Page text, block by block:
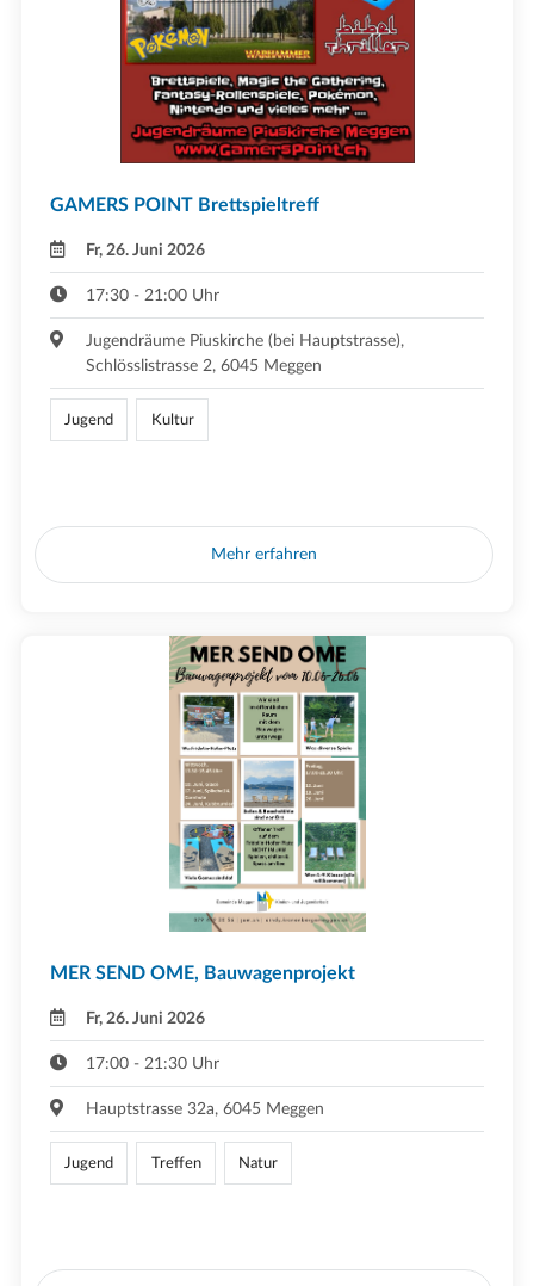
GAMERS POINT Brettspieltreff
Fr, 26. Juni 2026
17:30 - 21:00 Uhr
Jugendräume Piuskirche (bei Hauptstrasse),
Schlösslistrasse 2, 6045 Meggen
Jugend Kultur
Mehr erfahren
MER SEND OME, Bauwagenprojekt
Fr, 26. Juni 2026
17:00 - 21:30 Uhr
Hauptstrasse 32a, 6045 Meggen
Jugend Treffen Natur